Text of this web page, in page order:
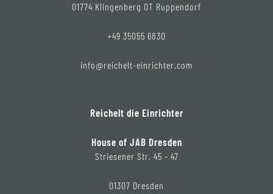
01774 Klingenberg OT Ruppendorf
+49 35055 6830
info@reichelt-einrichter.com
Reichelt die Einrichter
House of JAB Dresden
Striesener Str. 45 - 47
01307 Dresden